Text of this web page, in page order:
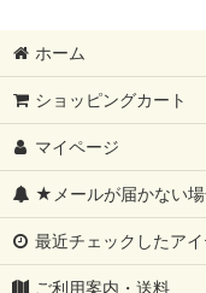
ホーム
ショッピングカート
マイページ
★メールが届かない
最近チェックしたアイ
ご利用案内・送料